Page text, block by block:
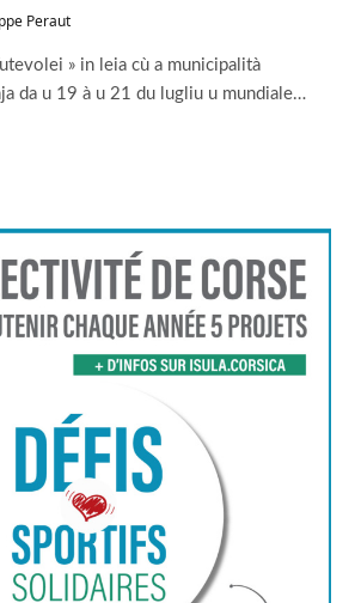
Peraut
» in leia cù a municipalità
da u 19 à u 21 du lugliu u mundiale…